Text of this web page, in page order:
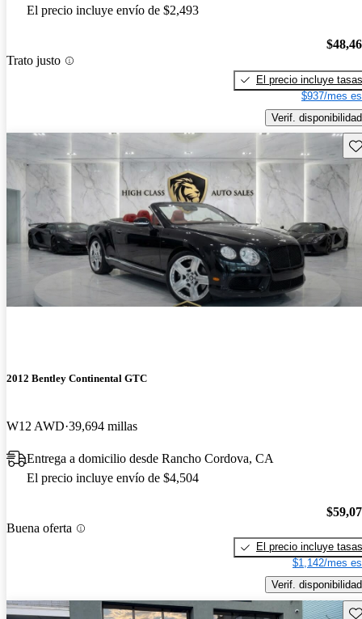
El precio incluye envío de $2,493
Trato justo
El precio incluye tasas
$937/mes
Verif. disponibilidad
2012 Bentley Continental GTC
W12 AWD 39,694 millas
Entrega a domicilio desde Rancho Cordova, CA
El precio incluye envío de $4,504
Buena oferta
El precio incluye tasas
$1,142/mes
Verif. disponibilidad